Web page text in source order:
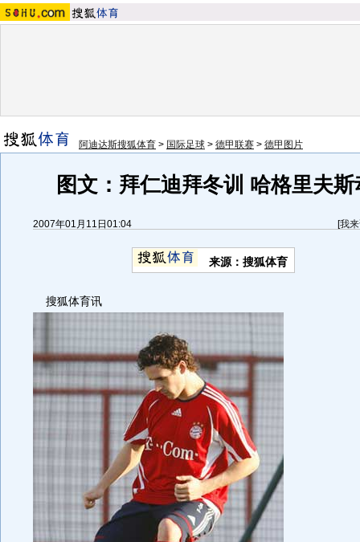
阿迪达斯搜狐体育 > 国际足球 > 德甲联赛 > 德甲图片
图文：拜仁迪拜冬训 哈格里夫
2007年01月11日01:04 [我
来源：搜狐体育
搜狐体育讯